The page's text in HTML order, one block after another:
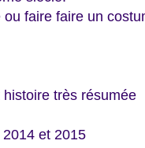
faire faire un
très résumée
et 2015